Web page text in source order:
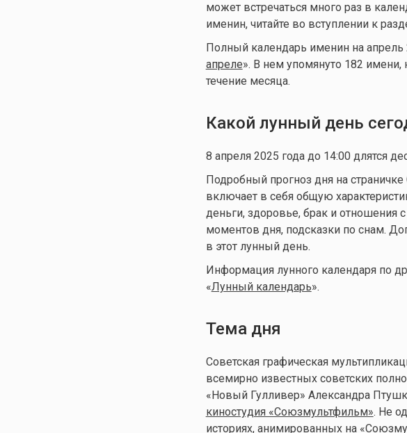
может встречаться много раз в
именин, читайте во вступлении к
Полный календарь именин на апрель
апреле». В нем упомянуто 182 имени,
течение месяца.
Какой лунный день
8 апреля 2025 года до 14:00 длятся
Подробный прогноз дня на страничке
включает в себя общую
деньги, здоровье, брак и
моментов дня, подсказки по снам.
в этот лунный день.
Информация лунного календаря по
«Лунный календарь».
Тема дня
Советская графическая
всемирно известных советских
«Новый Гулливер» Александра
киностудия «Союзмультфильм». Не
историях, анимированных на